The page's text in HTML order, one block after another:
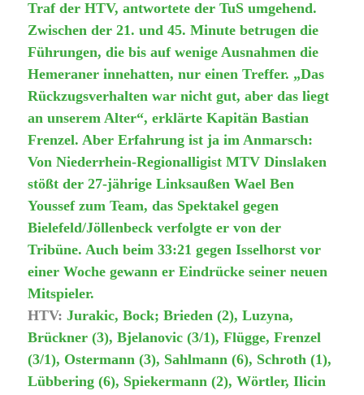
Traf der HTV, antwortete der TuS umgehend.
Zwischen der 21. und 45. Minute betrugen die
Führungen, die bis auf wenige Ausnahmen die
Hemeraner innehatten, nur einen Treffer. „Das
Rückzugsverhalten war nicht gut, aber das liegt
an unserem Alter“, erklärte Kapitän Bastian
Frenzel. Aber Erfahrung ist ja im Anmarsch:
Von Niederrhein-Regionalligist MTV Dinslaken
stößt der 27-jährige Linksaußen Wael Ben
Youssef zum Team, das Spektakel gegen
Bielefeld/Jöllenbeck verfolgte er von der
Tribüne. Auch beim 33:21 gegen Isselhorst vor
einer Woche gewann er Eindrücke seiner neuen
Mitspieler.
HTV: Jurakic, Bock; Brieden (2), Luzyna,
Brückner (3), Bjelanovic (3/1), Flügge, Frenzel
(3/1), Ostermann (3), Sahlmann (6), Schroth (1),
Lübbering (6), Spiekermann (2), Wörtler, Ilicin